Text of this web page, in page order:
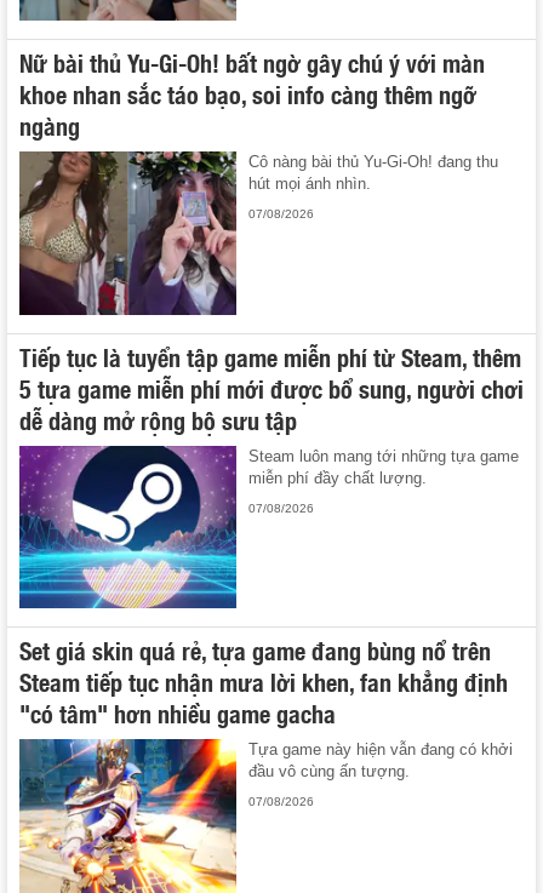
Nữ bài thủ Yu-Gi-Oh! bất ngờ gây chú ý với màn
khoe nhan sắc táo bạo, soi info càng thêm ngỡ
ngàng
Cô nàng bài thủ Yu-Gi-Oh! đang thu
hút mọi ánh nhìn.
07/08/2026
Tiếp tục là tuyển tập game miễn phí từ Steam, thêm
5 tựa game miễn phí mới được bổ sung, người chơi
dễ dàng mở rộng bộ sưu tập
Steam luôn mang tới những tựa game
miễn phí đầy chất lượng.
07/08/2026
Set giá skin quá rẻ, tựa game đang bùng nổ trên
Steam tiếp tục nhận mưa lời khen, fan khẳng định
"có tâm" hơn nhiều game gacha
Tựa game này hiện vẫn đang có khởi
đầu vô cùng ấn tượng.
07/08/2026